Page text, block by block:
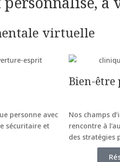
virtuelle
personne avec
sécuritaire et
Bien-être
Nos champs
rencontre à
des stratégies